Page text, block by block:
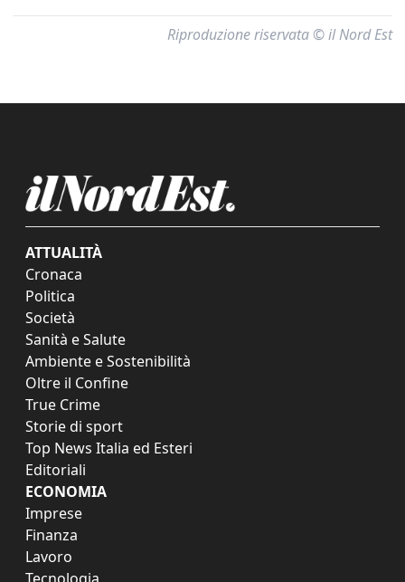
Riproduzione riservata © il Nord Est
ATTUALITÀ
Cronaca
Politica
Società
Sanità e Salute
Ambiente e Sostenibilità
Oltre il Confine
True Crime
Storie di sport
Top News Italia ed Esteri
Editoriali
ECONOMIA
Imprese
Finanza
Lavoro